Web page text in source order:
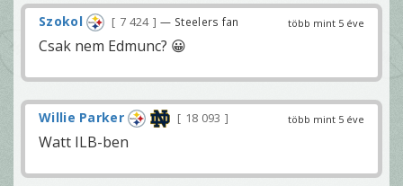
több mint 5 éve
Szokol 7 424 — Steelers fan
Csak nem Edmunc? 😀
több mint 5 éve
Willie Parker 18 093
Watt ILB-ben